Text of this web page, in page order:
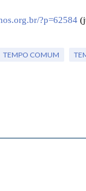
?p=62584
TEMPO COMUM